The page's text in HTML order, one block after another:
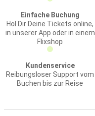
Einfache Buchung
Hol Dir Deine Tickets online,
in unserer App oder in einem
Flixshop
Kundenservice
Reibungsloser Support vom
Buchen bis zur Reise